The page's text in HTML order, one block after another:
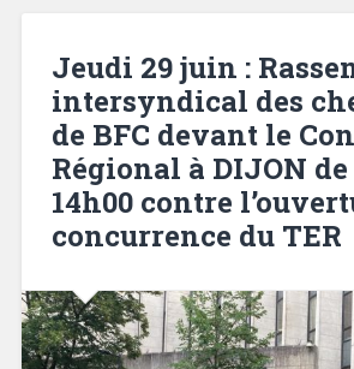
Jeudi 29 juin :
intersyndical des
de BFC devant le
Régional à DIJON de
14h00 contre
concurrence du TER